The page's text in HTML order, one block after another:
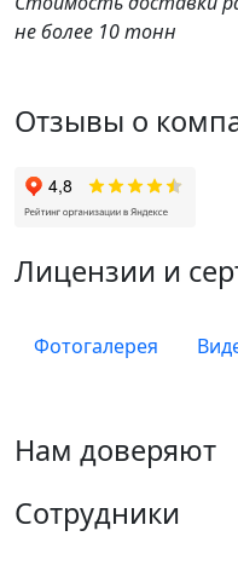
не более 10 тонн
Отзывы о
Лицензии и
Фотогалерея
Нам доверяют
Сотрудники